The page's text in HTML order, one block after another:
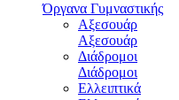
Όργανα Γυμναστικής
Αξεσουάρ
Αξεσουάρ
Διάδρομοι
Διάδρομοι
Ελλειπτικά